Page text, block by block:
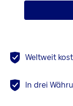
Weltweit
In drei